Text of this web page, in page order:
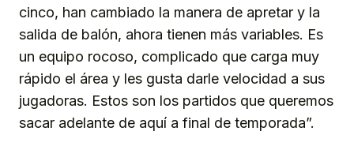
cinco, han cambiado la manera de apretar y la
salida de balón, ahora tienen más variables. Es
un equipo rocoso, complicado que carga muy
rápido el área y les gusta darle velocidad a sus
jugadoras. Estos son los partidos que queremos
sacar adelante de aquí a final de temporada”.